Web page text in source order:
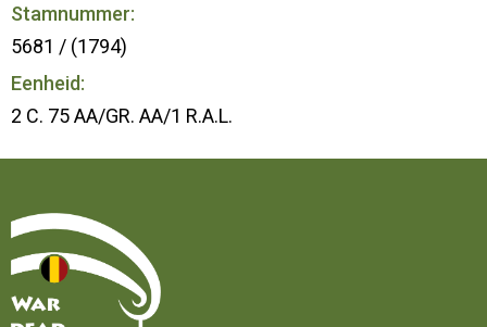
Stamnummer:
5681 / (1794)
Eenheid:
2 C. 75 AA/GR. AA/1 R.A.L.